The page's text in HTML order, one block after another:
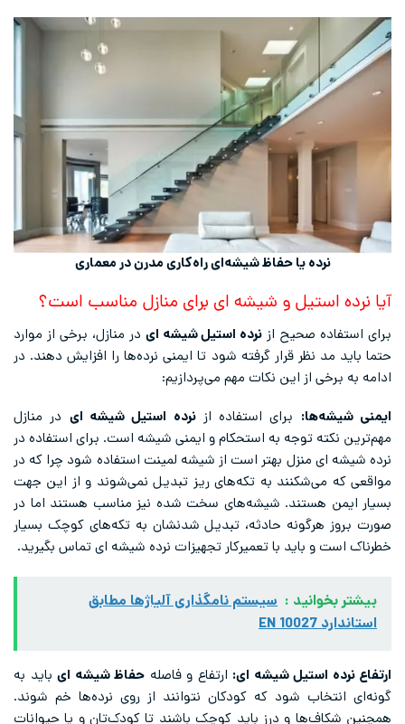
نرده یا حفاظ شیشه‌ای راه‌کاری مدرن در معماری
آیا نرده استیل و شیشه ای برای منازل مناسب است؟
برای استفاده صحیح از نرده استیل شیشه ای در منازل، برخی از موارد
حتما باید مد نظر قرار گرفته شود تا ایمنی نرده‌ها را افزایش دهند. در
ادامه به برخی از این نکات مهم می‌پردازیم:
ایمنی شیشه‌ها: برای استفاده ازنرده استیل شیشه ای در منازل
مهم‌ترین نکته توجه به استحکام و ایمنی شیشه است. برای استفاده در
نرده شیشه ای منزل بهتر است از شیشه لمینت استفاده شود چرا که در
مواقعی که می‌شکنند به تکه‌های ریز تبدیل نمی‌شوند و از این جهت
بسیار ایمن هستند. شیشه‌های سخت شده نیز مناسب هستند اما در
صورت بروز هرگونه حادثه، تبدیل شدنشان به تکه‌های کوچک بسیار
خطرناک است و باید با تعمیرکار تجهیزات نرده شیشه ای تماس بگیرید.
بیشتر بخوانید : سیستم نامگذاری آلیاژها مطابق
استاندارد EN 10027
ارتفاع نرده استیل شیشه ای: ارتفاع و فاصله حفاظ شیشه ای باید به
گونه‌ای انتخاب شود که کودکان نتوانند از روی نرده‌ها خم شوند.
همچنین شکاف‌ها و درز باید کوچک باشند تا کودک‌تان و یا حیوانات